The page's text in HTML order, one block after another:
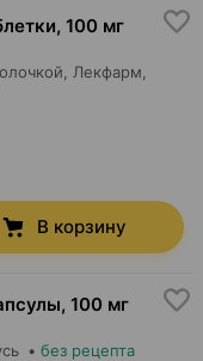
, 100 мг
Лекфарм
В корзину
, 100 мг
• без рецепта